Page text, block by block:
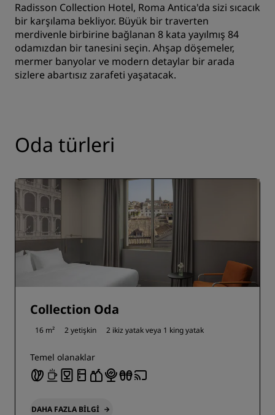
Radisson Collection Hotel, Roma Antica'da sizi sıcacık
bir karşılama bekliyor. Büyük bir traverten
merdivenle birbirine bağlanan 8 kata yayılmış 84
odamızdan bir tanesini seçin. Ahşap döşemeler,
mermer banyolar ve modern detaylar bir arada
sizlere abartısız zarafeti yaşatacak.
Oda türleri
Collection Oda
16 m² 2 yetişkin 2 ikiz yatak veya 1 king yatak
Temel olanaklar
DAHA FAZLA BILGI